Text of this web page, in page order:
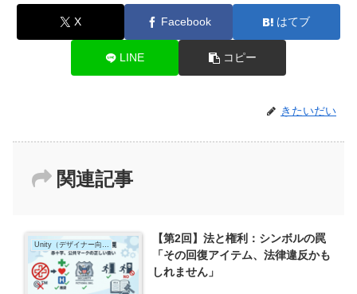
X Facebook はてブ
LINE コピー
きたいだい
関連記事
【第2回】法と権利：シンボルの罠
「その回復アイテム、法律違反かも
しれません」